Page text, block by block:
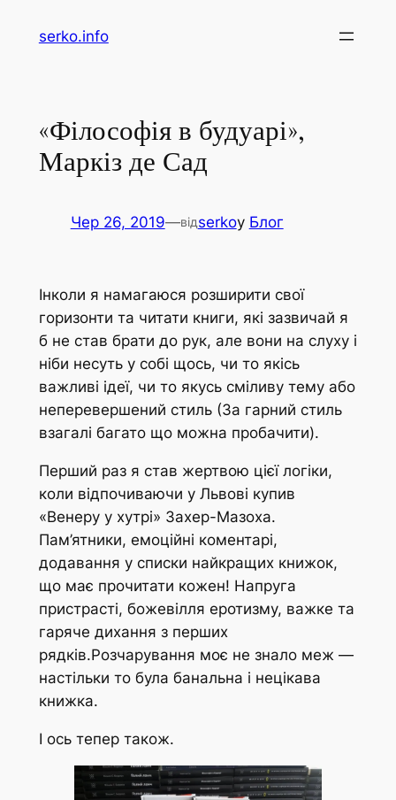
serko.info
«Філософія в будуарі»,
Маркіз де Сад
Чер 26, 2019—відserkoу Блог
Інколи я намагаюся розширити свої
горизонти та читати книги, які зазвичай я
б не став брати до рук, але вони на слуху і
ніби несуть у собі щось, чи то якісь
важливі ідеї, чи то якусь сміливу тему або
неперевершений стиль (За гарний стиль
взагалі багато що можна пробачити).
Перший раз я став жертвою цієї логіки,
коли відпочиваючи у Львові купив
«Венеру у хутрі» Захер-Мазоха.
Пам’ятники, емоційні коментарі,
додавання у списки найкращих книжок,
що має прочитати кожен! Напруга
пристрасті, божевілля еротизму, важке та
гаряче дихання з перших
рядків.Розчарування моє не знало меж —
настільки то була банальна і нецікава
книжка.
І ось тепер також.